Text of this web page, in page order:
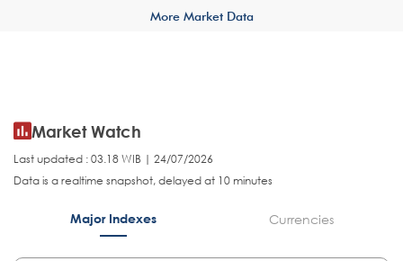
More Market Data
Market Watch
Last updated : 03.18 WIB | 24/07/2026
Data is a realtime snapshot, delayed at 10 minutes
Major Indexes Currencies